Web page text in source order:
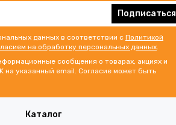
Подписаться
данных в соответствии с Политикой
на обработку персональных данных.
сообщения о товарах, акциях и
на указанный email. Согласие может быть
Каталог